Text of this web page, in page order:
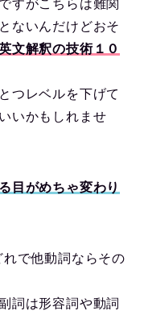
すがこちらは難関
ないんだけどおそ
文解釈の技術１０
つレベルを下げて
いかもしれませ
目がめちゃ変わり
で他動詞ならその
詞は形容詞や動詞